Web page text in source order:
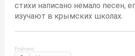
стихи написано немало песен,
изучают в крымских школах.
Рейтинг: